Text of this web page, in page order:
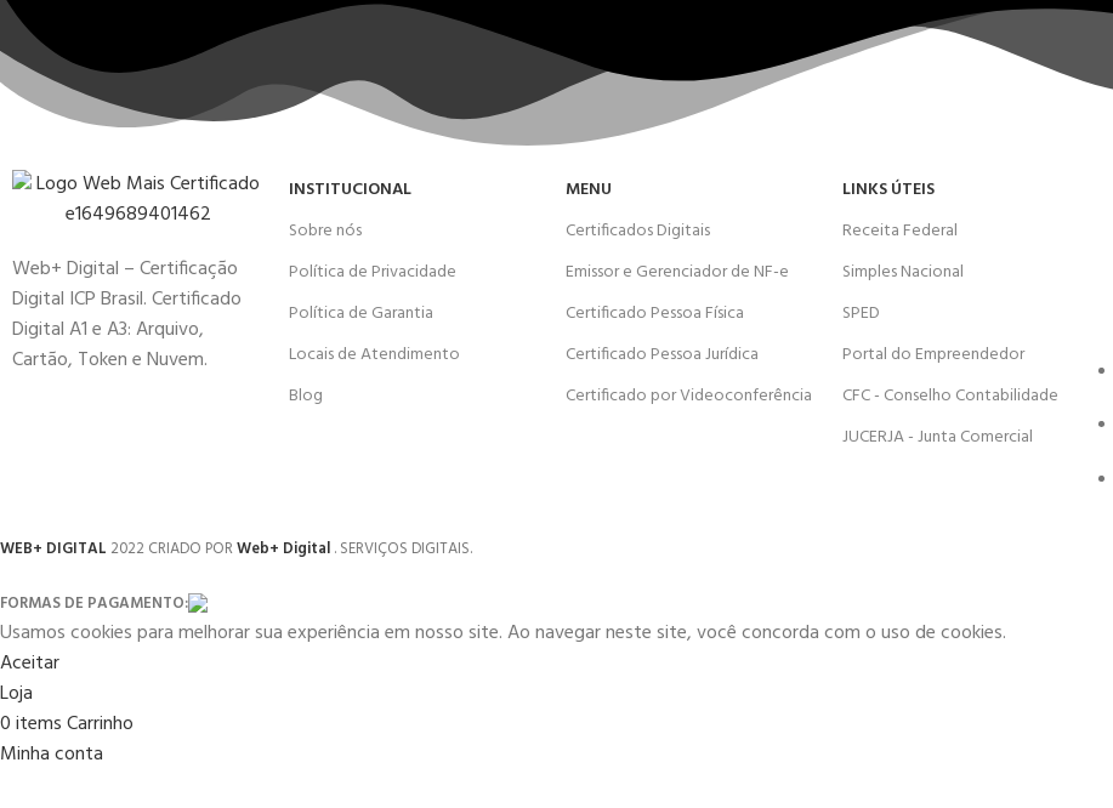
Web+ Digital – Certificação
Digital ICP Brasil. Certificado
Digital A1 e A3: Arquivo,
Cartão, Token e Nuvem.
INSTITUCIONAL
Sobre nós
Política de Privacidade
Política de Garantia
Locais de Atendimento
Blog
MENU
Certificados Digitais
Emissor e Gerenciador de NF-e
Certificado Pessoa Física
Certificado Pessoa Jurídica
Certificado por Videoconferência
LINKS ÚTEIS
Receita Federal
Simples Nacional
SPED
Portal do Empreendedor
CFC - Conselho Contabilidade
JUCERJA - Junta Comercial
WEB+ DIGITAL 2022 CRIADO PORWeb+ Digital. SERVIÇOS DIGITAIS.
FORMAS DE PAGAMENTO:
Usamos cookies para melhorar sua experiência em nosso site. Ao navegar neste site, você concorda com o uso de cookies.
Aceitar
Loja
0itemsCarrinho
Minha conta